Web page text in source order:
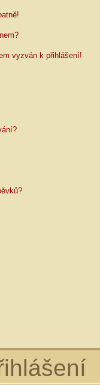
vyzván k přihlášení!